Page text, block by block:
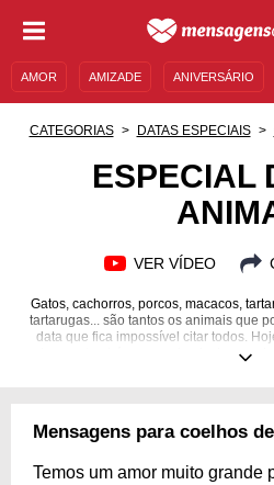
AMOR AMIZADE ANIVERSÁRIO
MENSAGENS
CATEGORIAS DATAS ESPECIAIS
ESPECIAL
VER VÍDEO
Gatos, cachorros, porcos, macacos,
tartarugas... são tantos os animais que
data que fica impossível citar todos.
pets, mas também aos animais de
Mensagens para coelhos
Temos um amor muito grande